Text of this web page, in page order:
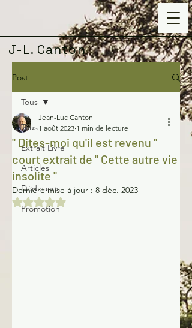
J-L. Canton
Post
Tous
Extrait Livre
Articles
Dédicaces
Promotion
Tous
" Dites-moi qu'il est revenu "
court extrait de " Cette autre vie
insolite "
Jean-Luc Canton
1 août 2023 1 min de lecture
Dernière mise à jour : 8 déc. 2023
Noté NaN étoiles sur 5.